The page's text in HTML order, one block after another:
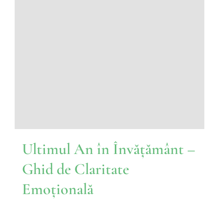
Ultimul An în Învățământ –
Ghid de Claritate
Emoțională